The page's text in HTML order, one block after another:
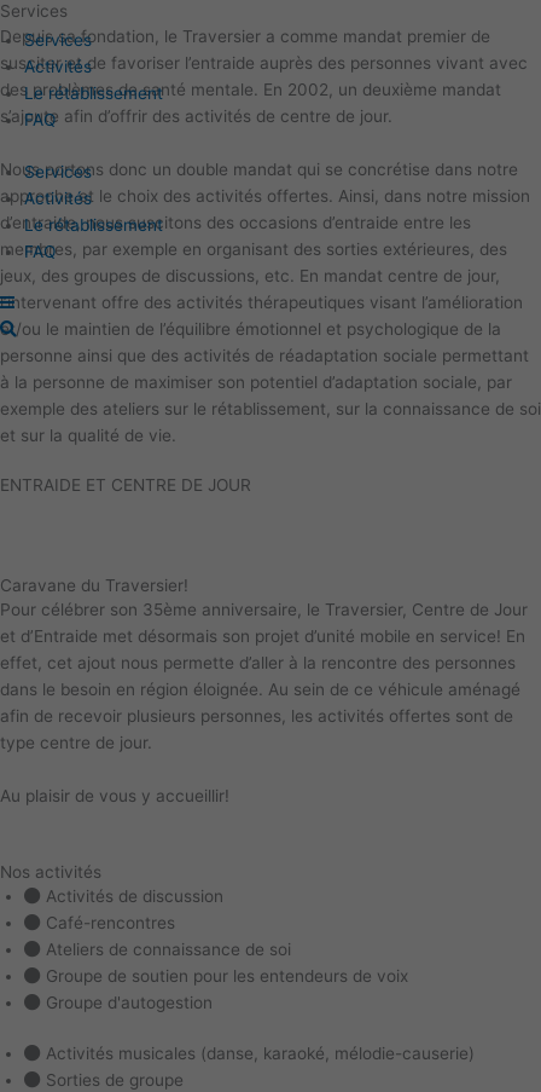
Aller
au
contenu
Services
Activités
Le rétablissement
FAQ
Services
Activités
Le rétablissement
FAQ
Services
Depuis sa fondation, le Traversier a comme mandat premier de
susciter et de favoriser l’entraide auprès des personnes vivant avec
des problèmes de santé mentale. En 2002, un deuxième mandat
s’ajoute afin d’offrir des activités de centre de jour.
Nous portons donc un double mandat qui se concrétise dans notre
approche et le choix des activités offertes. Ainsi, dans notre mission
d’entraide, nous suscitons des occasions d’entraide entre les
membres, par exemple en organisant des sorties extérieures, des
jeux, des groupes de discussions, etc. En mandat centre de jour,
l’intervenant offre des activités thérapeutiques visant l’amélioration
et/ou le maintien de l’équilibre émotionnel et psychologique de la
personne ainsi que des activités de réadaptation sociale permettant
à la personne de maximiser son potentiel d’adaptation sociale, par
exemple des ateliers sur le rétablissement, sur la connaissance de soi
et sur la qualité de vie.
ENTRAIDE ET CENTRE DE JOUR
Caravane du Traversier!
Pour célébrer son 35ème anniversaire, le Traversier, Centre de Jour
et d’Entraide met désormais son projet d’unité mobile en service! En
effet, cet ajout nous permette d’aller à la rencontre des personnes
dans le besoin en région éloignée. Au sein de ce véhicule aménagé
afin de recevoir plusieurs personnes, les activités offertes sont de
type centre de jour.
Au plaisir de vous y accueillir!
Nos activités
Activités de discussion
Café-rencontres
Ateliers de connaissance de soi
Groupe de soutien pour les entendeurs de voix
Groupe d'autogestion
Activités musicales (danse, karaoké, mélodie-causerie)
Sorties de groupe
Main
Menu